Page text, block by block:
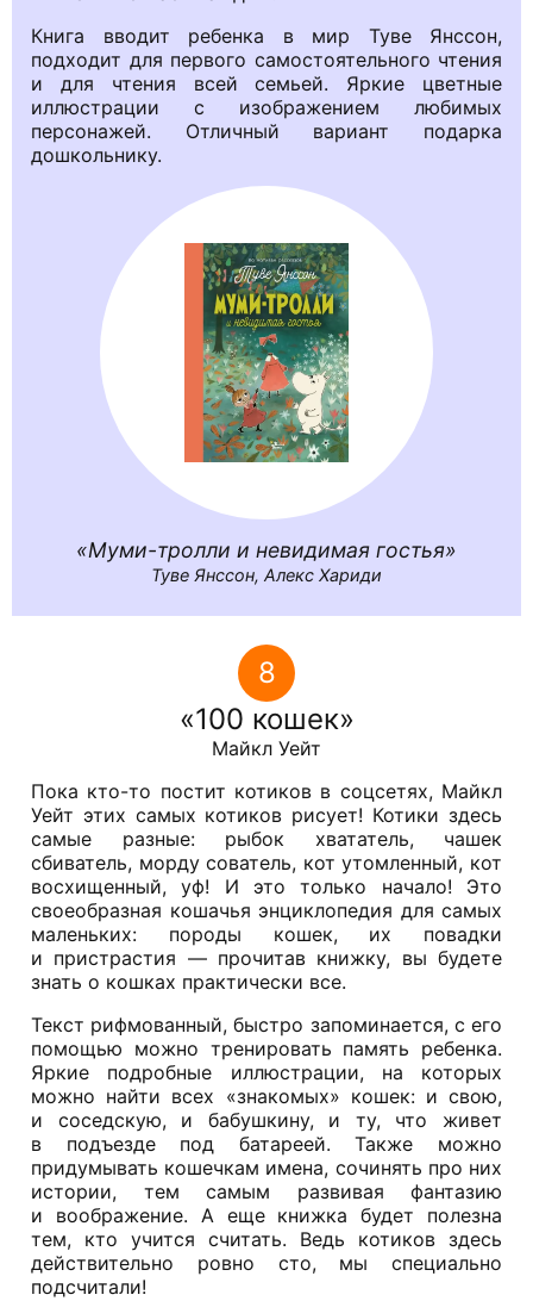
Книга вводит ребенка в мир Туве Янссон,
подходит для первого самостоятельного чтения
и для чтения всей семьей. Яркие цветные
иллюстрации с изображением любимых
персонажей. Отличный вариант подарка
дошкольнику.
Муми-тролли и невидимая гостья
Туве Янссон, Алекс Хариди
8
100 кошек
Майкл Уейт
Пока кто-то постит котиков в соцсетях, Майкл
Уейт этих самых котиков рисует! Котики здесь
самые разные: рыбок хвататель, чашек
сбиватель, морду сователь, кот утомленный, кот
восхищенный, уф! И это только начало! Это
своеобразная кошачья энциклопедия для самых
маленьких: породы кошек, их повадки
и пристрастия — прочитав книжку, вы будете
знать о кошках практически все.
Текст рифмованный, быстро запоминается, с его
помощью можно тренировать память ребенка.
Яркие подробные иллюстрации, на которых
можно найти всех «знакомых» кошек: и свою,
и соседскую, и бабушкину, и ту, что живет
в подъезде под батареей. Также можно
придумывать кошечкам имена, сочинять про них
истории, тем самым развивая фантазию
и воображение. А еще книжка будет полезна
тем, кто учится считать. Ведь котиков здесь
действительно ровно сто, мы специально
подсчитали!